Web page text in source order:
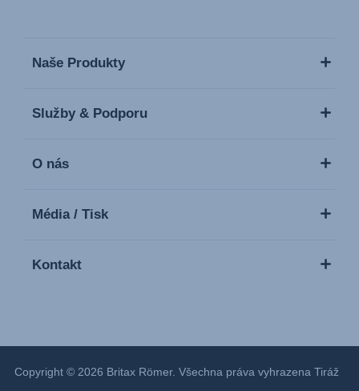
Naše Produkty
Služby & Podporu
O nás
Média / Tisk
Kontakt
Copyright © 2026 Britax Römer. Všechna práva vyhrazena Tiráž